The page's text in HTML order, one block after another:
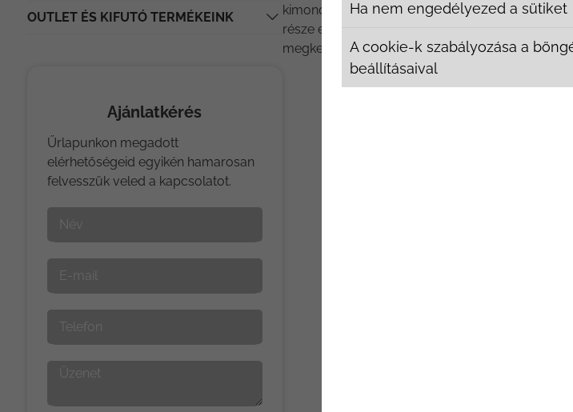
kimondottan tûzveszélyesnek számítottak, ma
része emellett antisztatikus. Ez
megkeserítsék azok életét, akik erre allergiásak.
OUTLET ÉS KIFUTÓ TERMÉKEINK
Ajánlatkérés
Űrlapunkon megadott
elérhetőségeid egyikén hamarosan
felvesszük veled a kapcsolatot.
Név
E-mail
Telefon
Üzenet
Ha nem engedélyezed a sütiket
A cookie-k szabályozása a
beállításaival